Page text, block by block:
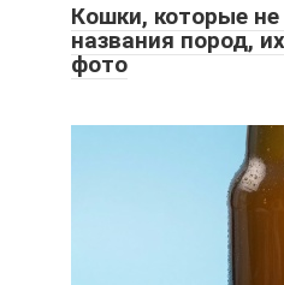
Кошки, которые
названия пород,
фото